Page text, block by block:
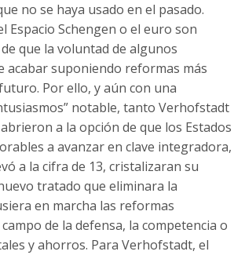
no se haya usado en el pasado.
Espacio Schengen o el euro son
que la voluntad de algunos
acabar suponiendo reformas más
Por ello, y aún con una
notable, tanto Verhofstadt
a la opción de que los Estados
a avanzar en clave integradora,
a la cifra de 13, cristalizaran su
tratado que eliminara la
en marcha las reformas
de la defensa, la competencia o
y ahorros. Para Verhofstadt, el